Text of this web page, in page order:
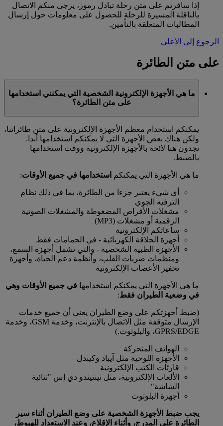
إذا سافرتم على متن رحلة تبادل رموز، يرجى منكم الاتصال
بالناقلة المسيرة للرحلة للحصول على معلومات حول إرسال
المطالبات المتعلقة بالتأمين.
الرجوع إلى الأعلى
على متن الطائرة
ما هي الأجهزة الإلكترونية الشخصية التي يمكنني استخدامها
على متن الطائرة؟
يمكنكم استخدام معظم الأجهزة الإلكترونية على متن طائراتنا،
ولكن هناك بعض الأجهزة التي لا يمكنكم استخدامها أبدا.
تجدون هنا لائحة بالأجهزة الإلكترونية ووقت استخدامها
بالضبط.
ما هي الأجهزة التي يمكنكم استخدامها في جميع الأوقات:
أي شيء يعتبر جزءا من الطائرة، بما في ذلك نظام
الترفيه الجوي
مشغلات الأقراص المضغوطة والمشغلات الصوتية
الرقمية أو مشغلات (MP3)
ساعاتكم الإلكترونية
أجهزة الحلاقة الكهربائية - في الحمامات فقط
الأجهزة الطبية الشخصية - والتي تشمل أجهزة السمع،
ومنظمات ضربات القلب، وأنظمة دعم الحياة، وأجهزة
تحفيز الأعصاب الإلكترونية
ما هي الأجهزة التي يمكنكم استخدامها في جميع الأوقات وهي
في وضعية الطيران فقط:
(ضبط أجهزتكم على وضع الطيران يعني أن جميع خدمات
الإرسال متوقفة مثل الاتصال بالإنترنت، وخدمة GSM، وخدمة
GPRS/EDGE، والبلوتوث.)
الهواتف المتحركة
الأجهزة اللوحية مثل آيباد وكيندل
قارئات الكتب الإلكترونية
الألعاب الإلكترونية، مثل نينتيندو دي إس "ثنائية
الشاشة"
أجهزة البلوتوث
يجب ضبط الأجهزة الشخصية على وضع الطيران أثناء سير
الطائرة على المدرج، وأثناء الإقلاع، وعند الاستعداد للهبوط،